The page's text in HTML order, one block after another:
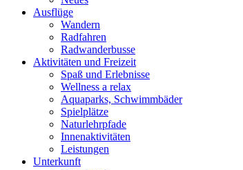
Ausflüge
Wandern
Radfahren
Radwanderbusse
Aktivitäten und Freizeit
Spaß und Erlebnisse
Wellness a relax
Aquaparks, Schwimmbäder
Spielplätze
Naturlehrpfade
Innenaktivitäten
Leistungen
Unterkunft